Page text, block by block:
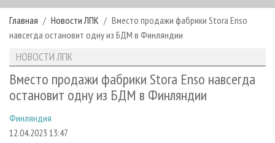
РУБРИКИ И ТЕМЫ
РУБРИКИ ЖУРНАЛА
ЛЕСОЗАГОТОВКА
ЛЕСОПИЛЕНИЕ
СУШКА ДРЕВЕСИНЫ
НОВОСТИ
НОВОСТИ ЛПК
НОВОСТИ ЖУРНАЛА
ПРОЕКТЫ ЛПИ
АНАЛИТИКА
ПРЕДПРИЯТИЯ ЛПК
ПЕРСОНЫ
АРХИВ ЖУРНАЛОВ
О ЖУРНАЛЕ
КОНТАКТЫ
РЕКЛАМОДАТЕЛЯМ
РЕКЛАМА
Главная Новости ЛПК
Вместо продажи фабрики Stora Enso
навсегда остановит одну из БДМ в Финляндии
НОВОСТИ ЛПК
Вместо продажи фабрики Stora Enso навсегда
остановит одну из БДМ в Финляндии
Финляндия
12.04.2023 13:47